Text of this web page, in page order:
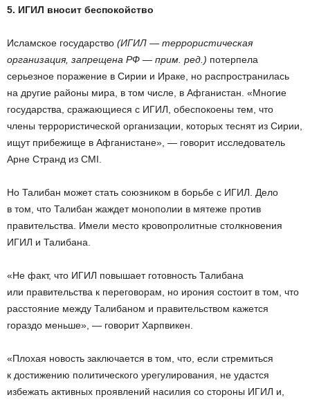
5. ИГИЛ вносит беспокойство
Исламское государство (ИГИЛ — террористическая
организация, запрещена РФ — прим. ред.) потерпела
серьезное поражение в Сирии и Ираке, но распространилась
на другие районы мира, в том числе, в Афганистан. «Многие
государства, сражающиеся с ИГИЛ, обеспокоены тем, что
члены террористической организации, которых теснят из Сирии,
ищут прибежище в Афганистане», — говорит исследователь
Арне Странд из CMI.
Но Талибан может стать союзником в борьбе с ИГИЛ. Дело
в том, что Талибан жаждет монополии в мятеже против
правительства. Имели место кровопролитные столкновения
ИГИЛ и Талибана.
«Не факт, что ИГИЛ повышает готовность Талибана
или правительства к переговорам, но ирония состоит в том, что
расстояние между Талибаном и правительством кажется
гораздо меньше», — говорит Харпвикен.
«Плохая новость заключается в том, что, если стремиться
к достижению политического урегулирования, не удастся
избежать активных проявлений насилия со стороны ИГИЛ и,